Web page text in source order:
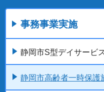
事務事業実施
静岡市S型デイサービ
静岡市高齢者一時保護